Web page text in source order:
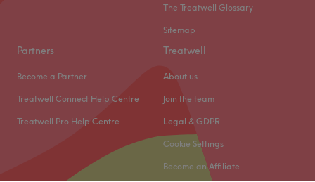
The Treatwell Glossary
Sitemap
Partners
Become a Partner
Treatwell Connect Help Centre
Treatwell Pro Help Centre
Treatwell
About us
Join the team
Legal & GDPR
Cookie Settings
Become an Affiliate